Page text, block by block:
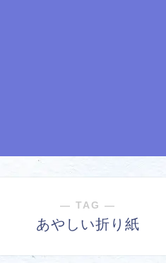
― TAG ―
あやしい折り紙